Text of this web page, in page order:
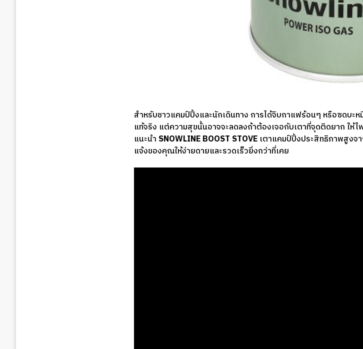
สำหรับชาวแคมป์ปิ้งและนักเดินทาง การได้จิบกาแฟร้อนๆ หรือซดบะ
แท้จริง แต่ความสุขนั้นอาจจะลดลงถ้าต้องเจอกับเตาที่จุดติดยาก ให้ไ
แนะนำSNOWLINE BOOST STOVE เตาแคมป์ปิ้งประสิทธิภาพสูงจ
แจ้งของคุณให้ง่ายดายและรวดเร็วยิ่งกว่าที่เคย